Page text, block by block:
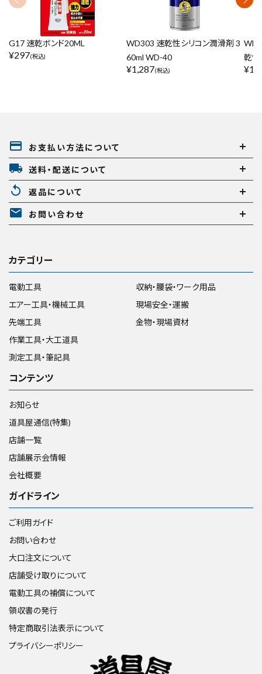
G17 速乾ボンド20ML
¥297(税込)
WD303 速乾性シリコン潤滑剤 3
60ml WD-40
¥1,287(税込)
乾性
¥
payment お支払い方法について
local_shipping 送料・配送について
replay 返品について
mail お問い合わせ
カテゴリー
電動工具
エアー工具・機械工具
先端工具
作業工具・大工道具
測定工具・筆記具
収納・腰袋・ワーク用品
現場安全・運搬
金物・現場資材
コンテンツ
お知らせ
道具屋通信(特集)
店舗一覧
店舗展示会情報
会社概要
ガイドライン
ご利用ガイド
お問い合わせ
大口注文について
店舗受け取りについて
電動工具の補償について
領収書の発行
特定商取引法表示について
プライバシーポリシー